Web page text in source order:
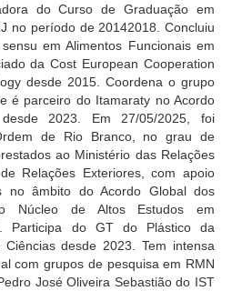
do Curso de Graduação em
no período de 20142018. Concluiu
em Alimentos Funcionais em
da Cost European Cooperation
desde 2015. Coordena o grupo
é parceiro do Itamaraty no Acordo
2023. Em 27/05/2025, foi
de Rio Branco, no grau de
ao Ministério das Relações
Relações Exteriores, com apoio
no âmbito do Acordo Global dos
o Núcleo de Altos Estudos em
Participa do GT do Plástico da
desde 2023. Tem intensa
com grupos de pesquisa em RMN
José Oliveira Sebastião do IST